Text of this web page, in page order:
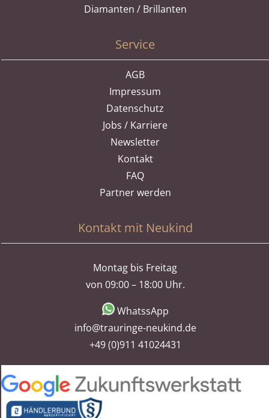
Diamanten / Brillanten
Service
AGB
Impressum
Datenschutz
Jobs / Karriere
Newsletter
Kontakt
FAQ
Partner werden
Kontakt mit Neukind
Montag bis Freitag
von 09:00 – 18:00 Uhr.
WhatssApp
info@trauringe-neukind.de
+49 (0)911 41024431